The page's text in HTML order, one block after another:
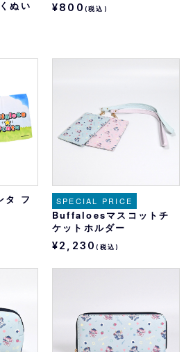
ぬい
¥800 (税込)
タ フ
SPECIAL PRICE
Buffaloesマスコットチ
ケットホルダー
¥2,230(税込)